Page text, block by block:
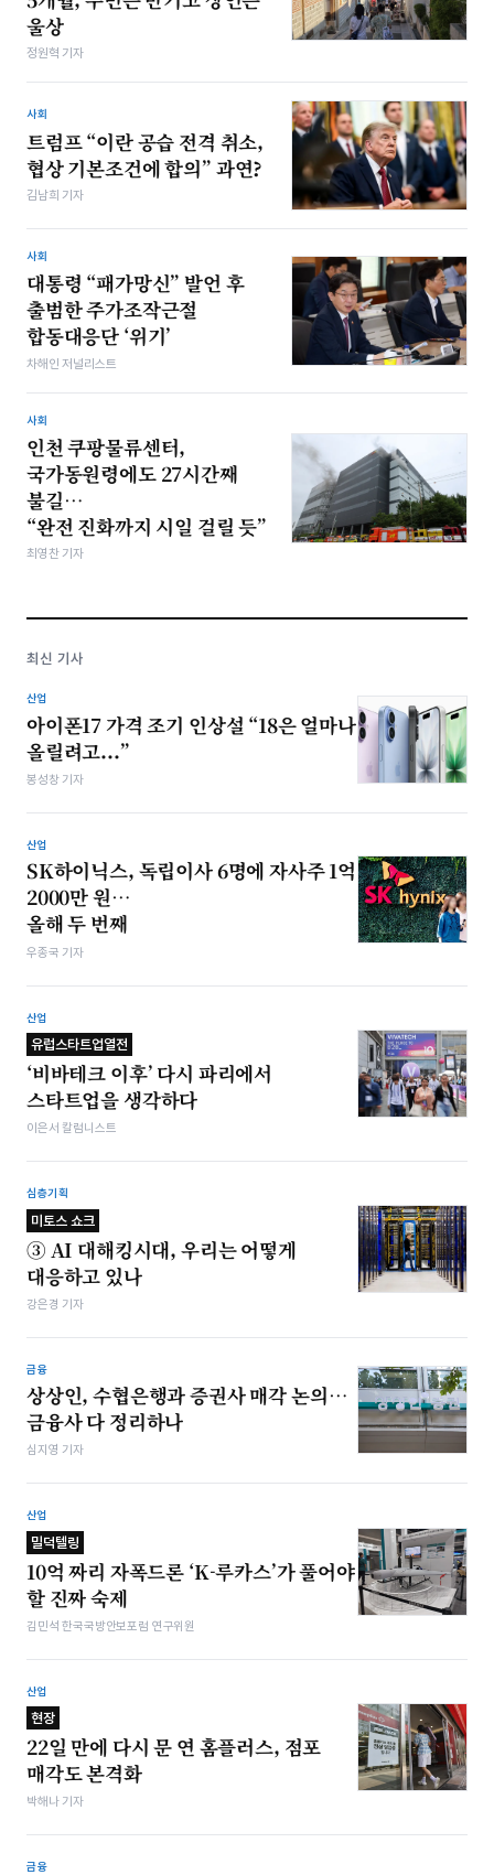
울상
정원혁 기자
사회
트럼프 “이란 공습 전격 취소,
협상 기본조건에 합의” 과연?
김남희 기자
사회
대통령 “패가망신” 발언 후
출범한 주가조작근절
합동대응단 ‘위기’
차해인 저널리스트
사회
인천 쿠팡물류센터,
국가동원령에도 27시간째
불길…
“완전 진화까지 시일 걸릴 듯”
최영찬 기자
최신 기사
산업
아이폰17 가격 조기 인상설 “18은 얼마나
올릴려고...”
봉성창 기자
산업
SK하이닉스, 독립이사 6명에 자사주 1억
2000만 원…
올해 두 번째
우종국 기자
산업
유럽스타트업열전
‘비바테크 이후’ 다시 파리에서
스타트업을 생각하다
이은서 칼럼니스트
심층기획
미토스 쇼크
③ AI 대해킹시대, 우리는 어떻게
대응하고 있나
강은경 기자
금융
상상인, 수협은행과 증권사 매각 논의…
금융사 다 정리하나
심지영 기자
산업
밀덕텔링
10억 짜리 자폭드론 ‘K-루카스’가 풀어야
할 진짜 숙제
김민석 한국국방안보포럼 연구위원
산업
현장
22일 만에 다시 문 연 홈플러스, 점포
매각도 본격화
박해나 기자
금융